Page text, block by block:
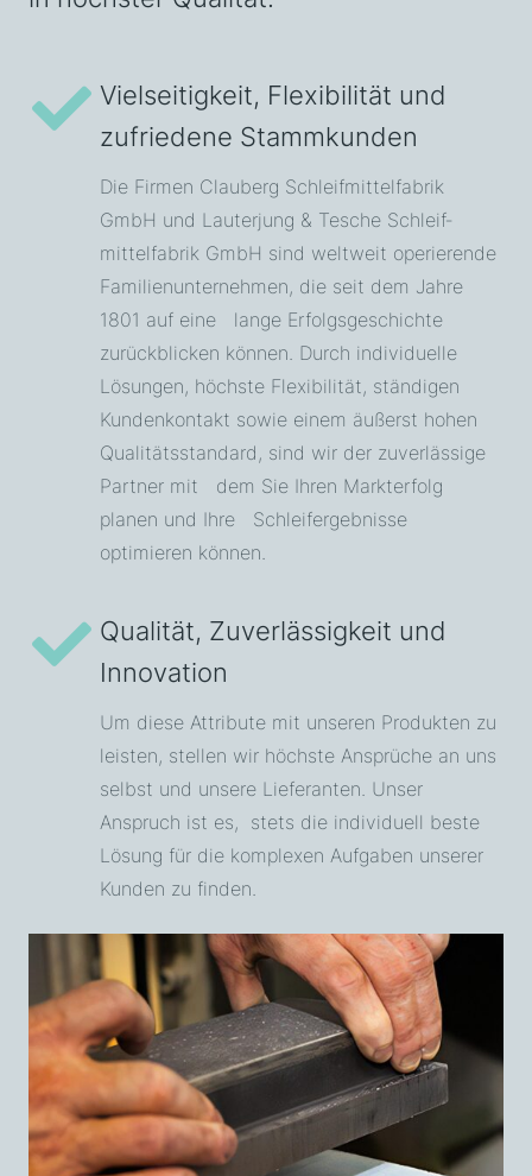
Vielseitigkeit, Flexibilität und
zufriedene Stammkunden
Die Firmen Clauberg Schleif­mittelfabrik
GmbH und Lauterjung & Tesche Schleif­
mittelfabrik GmbH sind weltweit operierende
Familien­unternehmen, die seit dem Jahre
1801 auf eine lange Erfolgs­geschichte
zurückblicken können. Durch individuelle
Lösungen, höchste Flexibilität, ständigen
Kunden­kontakt sowie einem äußerst hohen
Qualitäts­standard, sind wir der zuverlässige
Partner mit dem Sie Ihren Markterfolg
planen und Ihre Schleif­ergebnisse
optimieren können.
Qualität, Zuverlässigkeit und
Innovation
Um diese Attribute mit unseren Produkten zu
leisten, stellen wir höchste Ansprüche an uns
selbst und unsere Lieferanten. Unser
Anspruch ist es, stets die individuell beste
Lösung für die komplexen Aufgaben unserer
Kunden zu finden.